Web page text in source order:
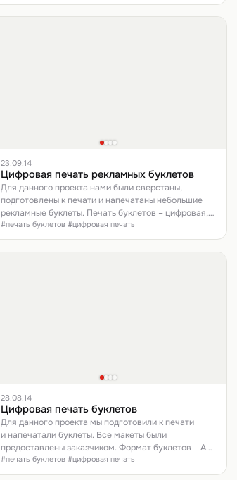
23.09.14
Цифровая печать рекламных буклетов
Для данного проекта нами были сверстаны,
подготовлены к печати и напечатаны небольшие
рекламные буклеты. Печать буклетов – цифровая,
двухсторонняя. Формат – А5.
#печать буклетов #цифровая печать
28.08.14
Цифровая печать буклетов
Для данного проекта мы подготовили к печати
и напечатали буклеты. Все макеты были
предоставлены заказчиком. Формат буклетов – А3,
с одним фальцем.
#печать буклетов #цифровая печать